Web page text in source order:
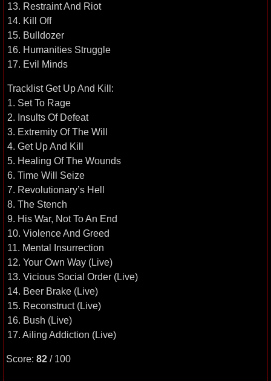
13. Restraint And Riot
14. Kill Off
15. Bulldozer
16. Humanities Struggle
17. Evil Minds
Tracklist Get Up And Kill:
1. Set To Rage
2. Insults Of Defeat
3. Extremity Of The Will
4. Get Up And Kill
5. Healing Of The Wounds
6. Time Will Seize
7. Revolutionary’s Hell
8. The Stench
9. His War, Not To An End
10. Violence And Greed
11. Mental Insurrection
12. Your Own Way (Live)
13. Vicious Social Order (Live)
14. Beer Brake (Live)
15. Reconstruct (Live)
16. Bush (Live)
17. Ailing Addiction (Live)
Score: 82 / 100